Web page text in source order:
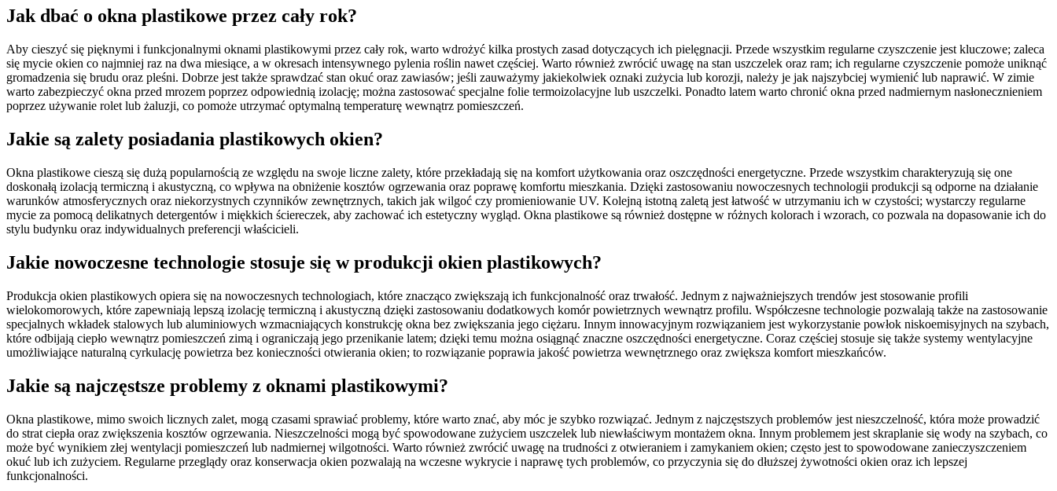
Jak dbać o okna plastikowe przez cały rok?
Aby cieszyć się pięknymi i funkcjonalnymi oknami plastikowymi przez cały rok, warto wdrożyć kilka prostych zasad dotyczących ich pielęgnacji. Przede wszystkim regularne czyszczenie jest kluczowe; zaleca
się mycie okien co najmniej raz na dwa miesiące, a w okresach intensywnego pylenia roślin nawet częściej. Warto również zwrócić uwagę na stan uszczelek oraz ram; ich regularne czyszczenie pomoże uniknąć
gromadzenia się brudu oraz pleśni. Dobrze jest także sprawdzać stan okuć oraz zawiasów; jeśli zauważymy jakiekolwiek oznaki zużycia lub korozji, należy je jak najszybciej wymienić lub naprawić. W zimie
warto zabezpieczyć okna przed mrozem poprzez odpowiednią izolację; można zastosować specjalne folie termoizolacyjne lub uszczelki. Ponadto latem warto chronić okna przed nadmiernym nasłonecznieniem
poprzez używanie rolet lub żaluzji, co pomoże utrzymać optymalną temperaturę wewnątrz pomieszczeń.
Jakie są zalety posiadania plastikowych okien?
Okna plastikowe cieszą się dużą popularnością ze względu na swoje liczne zalety, które przekładają się na komfort użytkowania oraz oszczędności energetyczne. Przede wszystkim charakteryzują się one
doskonałą izolacją termiczną i akustyczną, co wpływa na obniżenie kosztów ogrzewania oraz poprawę komfortu mieszkania. Dzięki zastosowaniu nowoczesnych technologii produkcji są odporne na działanie
warunków atmosferycznych oraz niekorzystnych czynników zewnętrznych, takich jak wilgoć czy promieniowanie UV. Kolejną istotną zaletą jest łatwość w utrzymaniu ich w czystości; wystarczy regularne
mycie za pomocą delikatnych detergentów i miękkich ściereczek, aby zachować ich estetyczny wygląd. Okna plastikowe są również dostępne w różnych kolorach i wzorach, co pozwala na dopasowanie ich do
stylu budynku oraz indywidualnych preferencji właścicieli.
Jakie nowoczesne technologie stosuje się w produkcji okien plastikowych?
Produkcja okien plastikowych opiera się na nowoczesnych technologiach, które znacząco zwiększają ich funkcjonalność oraz trwałość. Jednym z najważniejszych trendów jest stosowanie profili
wielokomorowych, które zapewniają lepszą izolację termiczną i akustyczną dzięki zastosowaniu dodatkowych komór powietrznych wewnątrz profilu. Współczesne technologie pozwalają także na zastosowanie
specjalnych wkładek stalowych lub aluminiowych wzmacniających konstrukcję okna bez zwiększania jego ciężaru. Innym innowacyjnym rozwiązaniem jest wykorzystanie powłok niskoemisyjnych na szybach,
które odbijają ciepło wewnątrz pomieszczeń zimą i ograniczają jego przenikanie latem; dzięki temu można osiągnąć znaczne oszczędności energetyczne. Coraz częściej stosuje się także systemy wentylacyjne
umożliwiające naturalną cyrkulację powietrza bez konieczności otwierania okien; to rozwiązanie poprawia jakość powietrza wewnętrznego oraz zwiększa komfort mieszkańców.
Jakie są najczęstsze problemy z oknami plastikowymi?
Okna plastikowe, mimo swoich licznych zalet, mogą czasami sprawiać problemy, które warto znać, aby móc je szybko rozwiązać. Jednym z najczęstszych problemów jest nieszczelność, która może prowadzić
do strat ciepła oraz zwiększenia kosztów ogrzewania. Nieszczelności mogą być spowodowane zużyciem uszczelek lub niewłaściwym montażem okna. Innym problemem jest skraplanie się wody na szybach, co
może być wynikiem złej wentylacji pomieszczeń lub nadmiernej wilgotności. Warto również zwrócić uwagę na trudności z otwieraniem i zamykaniem okien; często jest to spowodowane zanieczyszczeniem
okuć lub ich zużyciem. Regularne przeglądy oraz konserwacja okien pozwalają na wczesne wykrycie i naprawę tych problemów, co przyczynia się do dłuższej żywotności okien oraz ich lepszej
funkcjonalności.